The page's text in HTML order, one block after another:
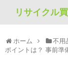
リサイクル
ホーム 不用
ポイントは？ 事前準